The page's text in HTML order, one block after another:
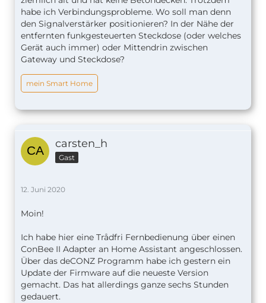
habe ich Verbindungsprobleme. Wo soll man denn
den Signalverstärker positionieren? In der Nähe der
entfernten funkgesteuerten Steckdose (oder welches
Gerät auch immer) oder Mittendrin zwischen
Gateway und Steckdose?
mein Smart Home
carsten_h
Gast
12. Juni 2020
Moin!
Ich habe hier eine Trådfri Fernbedienung über einen
ConBee II Adapter an Home Assistant angeschlossen.
Über das deCONZ Programm habe ich gestern ein
Update der Firmware auf die neueste Version
gemacht. Das hat allerdings ganze sechs Stunden
gedauert.